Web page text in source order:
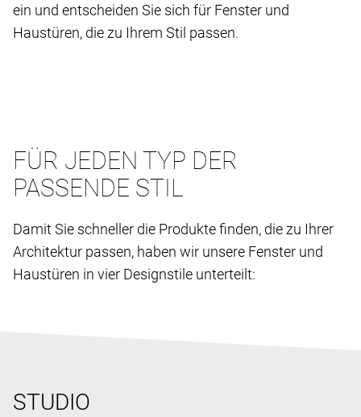
ein und entscheiden Sie sich für Fenster und
Haustüren, die zu Ihrem Stil passen.
FÜR JEDEN TYP DER
PASSENDE STIL
Damit Sie schneller die Produkte finden, die zu Ihrer
Architektur passen, haben wir unsere Fenster und
Haustüren in vier Designstile unterteilt:
STUDIO